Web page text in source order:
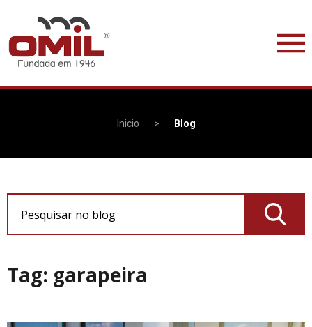
Inicio > Blog
Tag: garapeira
Pesquisar no blog